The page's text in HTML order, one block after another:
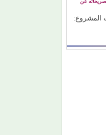
عن
المشروع: